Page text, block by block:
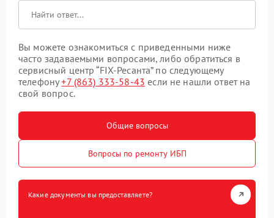
Вы можете ознакомиться с приведенными ниже
часто задаваемыми вопросами, либо обратиться в
сервисный центр “FIX-Ресанта” по следующему
телефону+7 (863) 333-58-43 если не нашли ответ на
свой вопрос.
Общие вопросы
Вопросы по ремонту ИБП
Какие документы вы предоставляете?